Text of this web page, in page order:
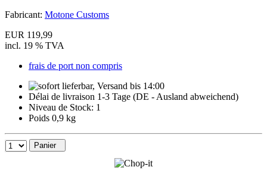
Fabricant: Motone Customs
EUR 119,99
incl. 19 % TVA
frais de port non compris
Délai de livraison 1-3 Tage (DE - Ausland abweichend)
Niveau de Stock: 1
Poids 0,9 kg
Panier